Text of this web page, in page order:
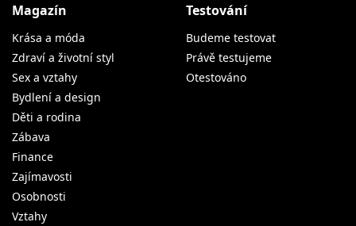
Magazín
Krása a móda
Zdraví a životní styl
Sex a vztahy
Bydlení a design
Děti a rodina
Zábava
Finance
Zajímavosti
Osobnosti
Vztahy
Testování
Budeme testovat
Právě testujeme
Otestováno